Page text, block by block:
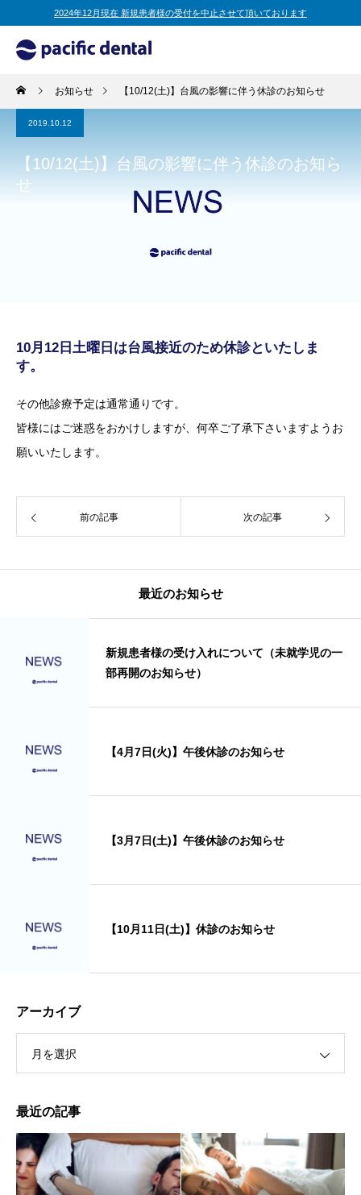
2024年12月現在 新規患者様の受付を中止させて頂いております
お知らせ 【10/12(土)】台風の影響に伴う休診のお知らせ
2019.10.12
【10/12(土)】台風の影響に伴う休診のお知ら
せ
10月12日土曜日は台風接近のため休診といたしま
す。
その他診療予定は通常通りです。
皆様にはご迷惑をおかけしますが、何卒ご了承下さいますようお
願いいたします。
前の記事 次の記事
最近のお知らせ
新規患者様の受け入れについて（未就学児の一
部再開のお知らせ）
【4月7日(火)】午後休診のお知らせ
【3月7日(土)】午後休診のお知らせ
【10月11日(土)】休診のお知らせ
アーカイブ
月を選択
最近の記事